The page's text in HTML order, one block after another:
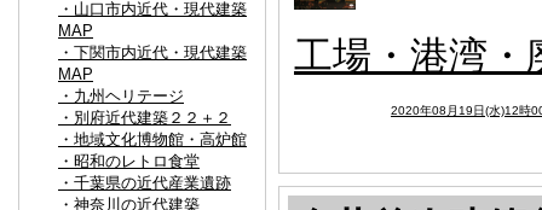
・山口市内近代・現代建築
MAP
・下関市内近代・現代建築
MAP
・九州ヘリテージ
・別府近代建築２２＋２
・地域文化博物館・高炉館
・昭和のレトロ食堂
・千葉県の近代産業遺跡
・神奈川の近代建築
工場・港湾・
2020年08月19日(水)12時